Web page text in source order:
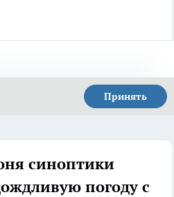
Принять
синоптики
погоду с